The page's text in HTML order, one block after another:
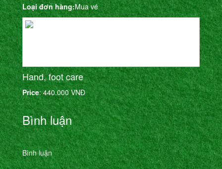
Loại đơn hàng:Mua vé
Hand, foot care
Price: 440.000 VNĐ
Bình luận
Bình luận